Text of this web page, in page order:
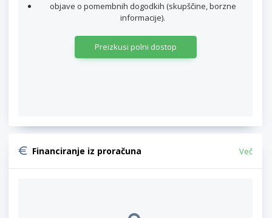
objave o pomembnih dogodkih (skupščine, borzne
informacije).
Preizkusi polni dostop
Financiranje iz proračuna Več